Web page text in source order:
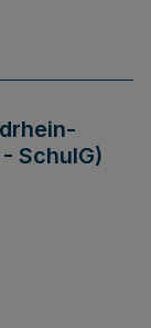
SchulG)